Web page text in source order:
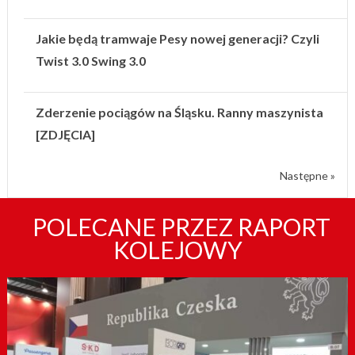
Jakie będą tramwaje Pesy nowej generacji? Czyli
Twist 3.0 Swing 3.0
Zderzenie pociągów na Śląsku. Ranny maszynista
[ZDJĘCIA]
Następne »
POLECANE PRZEZ RAPORT
KOLEJOWY